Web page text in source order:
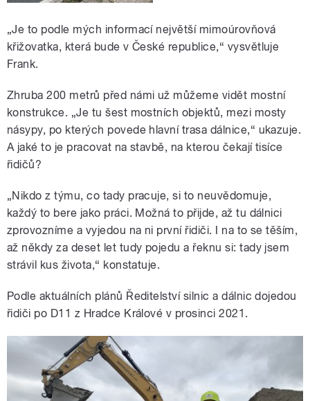
„Je to podle mých informací největší mimoúrovňová
křižovatka, která bude v České republice,“ vysvětluje
Frank.
Zhruba 200 metrů před námi už můžeme vidět mostní
konstrukce. „Je tu šest mostních objektů, mezi mosty
násypy, po kterých povede hlavní trasa dálnice,“ ukazuje.
A jaké to je pracovat na stavbě, na kterou čekají tisíce
řidičů?
„Nikdo z týmu, co tady pracuje, si to neuvědomuje,
každý to bere jako práci. Možná to přijde, až tu dálnici
zprovozníme a vyjedou na ni první řidiči. I na to se těším,
až někdy za deset let tudy pojedu a řeknu si: tady jsem
strávil kus života,“ konstatuje.
Podle aktuálních plánů Ředitelství silnic a dálnic dojedou
řidiči po D11 z Hradce Králové v prosinci 2021.